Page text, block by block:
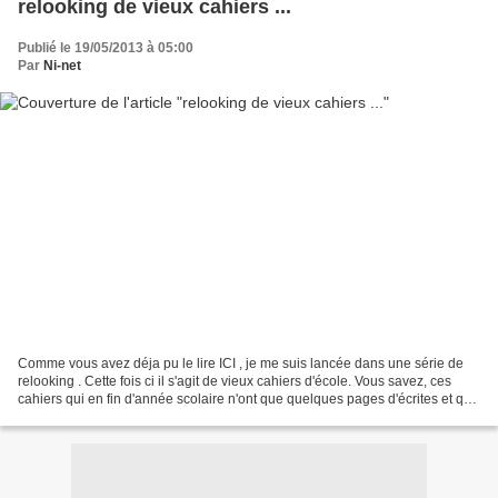
relooking de vieux cahiers ...
Publié le 19/05/2013 à 05:00
Par Ni-net
Comme vous avez déja pu le lire ICI , je me suis lancée dans une série de
relooking . Cette fois ci il s'agit de vieux cahiers d'école. Vous savez, ces
cahiers qui en fin d'année scolaire n'ont que quelques pages d'écrites et qui